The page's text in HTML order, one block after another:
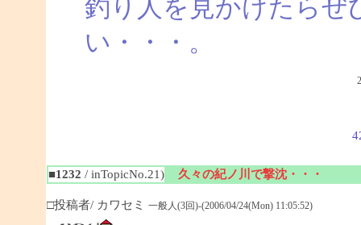
釣り人を見かけたらぜ
い・・・。
■1232 / inTopicNo.21) 久々の紀ノ川で撃沈・・・
□投稿者/ カワセミ 一般人(3回)-(2006/04/24(Mon) 11:05:52)